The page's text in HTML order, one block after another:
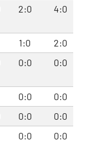
2:0 4:0
1:0
2:0
0:0 0:0
0:0
0:0
0:0
0:0
0:0 0:0